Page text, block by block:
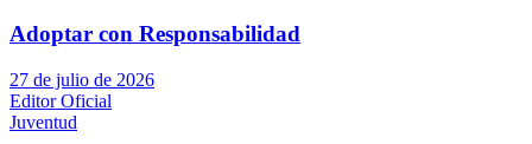
Adoptar con Responsabilidad
27 de julio de 2026
Editor Oficial
Juventud